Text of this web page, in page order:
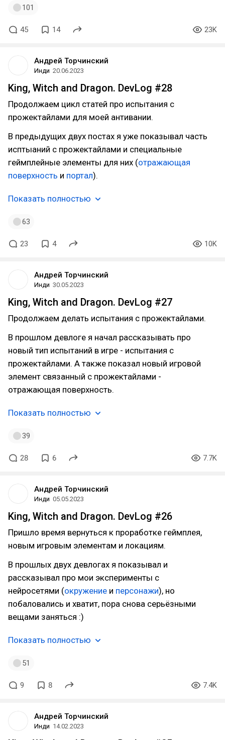
101
45 14 23K
Андрей Торчинский
Инди 20.06.2023
King, Witch and Dragon. DevLog #28
Продолжаем цикл статей про испытания с
прожектайлами для моей антивании.
В предыдущих двух постах я уже показывал часть
исптыаний с прожектайлами и специальные
геймплейные элементы для них (отражающая
поверхность и портал).
Показать полностью
63
23 4 10K
Андрей Торчинский
Инди 30.05.2023
King, Witch and Dragon. DevLog #27
Продолжаем делать испытания с прожектайлами.
В прошлом девлоге я начал рассказывать про
новый тип испытаний в игре - испытания с
прожектайлами. А также показал новый игровой
элемент связанный с прожектайлами -
отражающая поверхность.
Показать полностью
39
28 6 7.7K
Андрей Торчинский
Инди 05.05.2023
King, Witch and Dragon. DevLog #26
Пришло время вернуться к проработке геймплея,
новым игровым элементам и локациям.
В прошлых двух девлогах я показывал и
рассказывал про мои эксперименты с
нейросетями (окружение и персонажи), но
побаловались и хватит, пора снова серьёзными
вещами заняться :)
Показать полностью
51
9 8 7.4K
Андрей Торчинский
Инди 14.02.2023